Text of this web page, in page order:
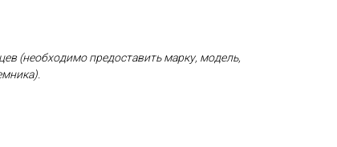
(необходимо предоставить марку, модель,